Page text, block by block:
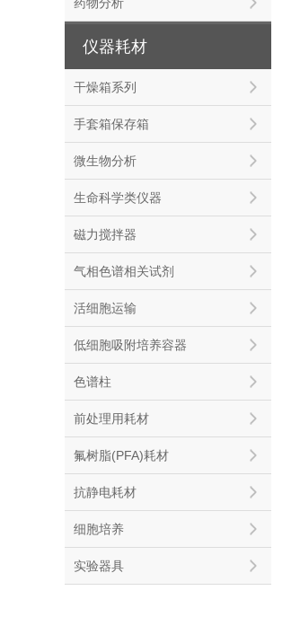
仪器耗材
干燥箱系列
手套箱保存箱
微生物分析
生命科学类仪器
磁力搅拌器
气相色谱相关试剂
活细胞运输
低细胞吸附培养容器
色谱柱
前处理用耗材
氟树脂(PFA)耗材
抗静电耗材
细胞培养
实验器具